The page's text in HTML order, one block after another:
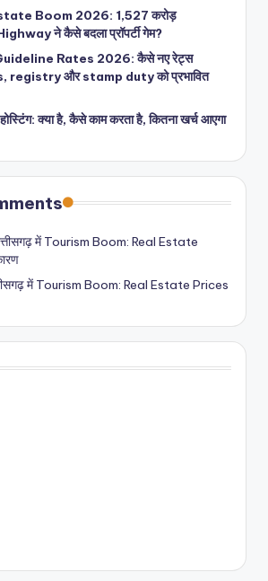
Boom 2026: 1,527 करोड़
ने कैसे बदला प्रॉपर्टी गेम?
Rates 2026: कैसे नए रेट्स
और stamp duty को प्रभावित
क्या है, कैसे काम करता है, कितना खर्च आएगा
में Tourism Boom: Real Estate
में Tourism Boom: Real Estate Prices